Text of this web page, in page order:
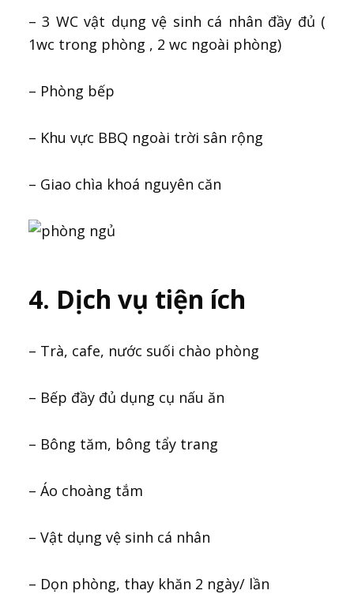
– 3 WC vật dụng vệ sinh cá nhân đầy đủ (
1wc trong phòng , 2 wc ngoài phòng)
– Phòng bếp
– Khu vực BBQ ngoài trời sân rộng
– Giao chìa khoá nguyên căn
4. Dịch vụ tiện ích
– Trà, cafe, nước suối chào phòng
– Bếp đầy đủ dụng cụ nấu ăn
– Bông tăm, bông tẩy trang
– Áo choàng tắm
– Vật dụng vệ sinh cá nhân
– Dọn phòng, thay khăn 2 ngày/ lần